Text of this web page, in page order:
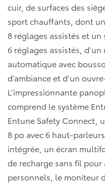
cuir, de surfaces des
sport chauffants, dont
8 réglages assistés et
6 réglages assistés,
automatique avec
d’ambiance et d’un
L’impressionnante
comprend le système
Entune Safety Connect,
8 po avec 6 haut-
intégrée, un écran
de recharge sans fil
personnels, le moniteur